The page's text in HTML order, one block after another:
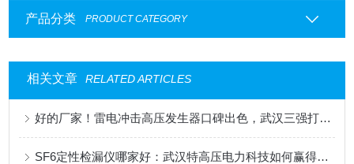
产品分类 PRODUCT CATEGORY
相关文章 RELATED ARTICLES
好的厂家！雷电冲击高压发生器口碑出色，武汉三强打造绝缘试金石
SF6定性检漏仪哪家好：武汉特高压电力科技如何赢得行业认可？